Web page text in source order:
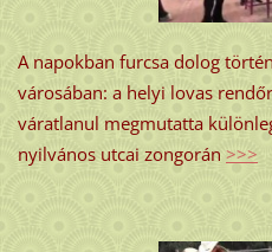
A napokban furcsa dolog
városában: a helyi lovas
váratlanul megmutatta
nyilvános utcai zongorán >>>